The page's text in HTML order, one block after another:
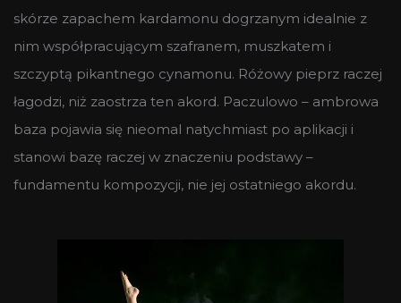
skórze zapachem kardamonu dogrzanym idealnie z
nim współpracującym szafranem, muszkatem i
szczyptą pikantnego cynamonu. Różowy pieprz raczej
łagodzi, niż zaostrza ten akord. Paczulowo – ambrowa
baza pojawia się nieomal natychmiast po aplikacji i
stanowi bazę raczej w znaczeniu podstawy –
fundamentu kompozycji, nie jej ostatniego akordu.